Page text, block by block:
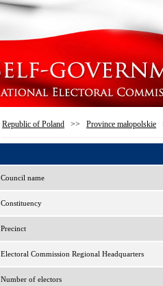
Republic of Poland >> Province małopolskie
Council name
Constituency
Precinct
Electoral Commission Regional Headquarters
Number of electors